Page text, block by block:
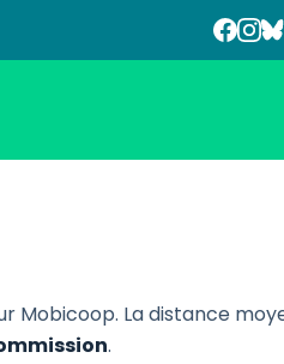
Mobicoop. La distance
.